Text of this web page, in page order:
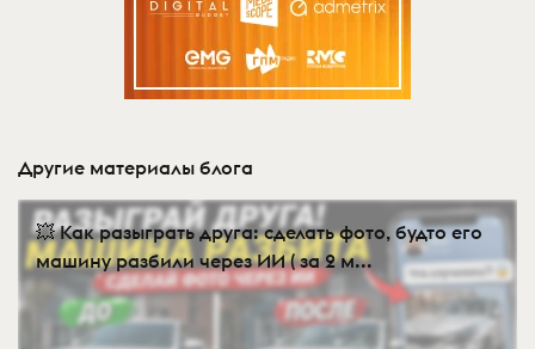
Другие материалы блога
💥 Как разыграть друга: сделать фото, будто его
машину разбили через ИИ ( за 2 м...